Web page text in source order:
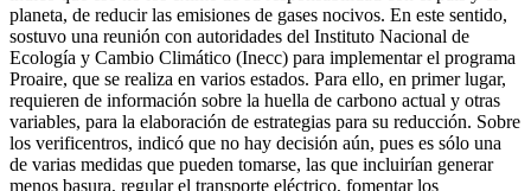
planeta, de reducir las emisiones de gases nocivos. En este sentido,
sostuvo una reunión con autoridades del Instituto Nacional de
Ecología y Cambio Climático (Inecc) para implementar el programa
Proaire, que se realiza en varios estados. Para ello, en primer lugar,
requieren de información sobre la huella de carbono actual y otras
variables, para la elaboración de estrategias para su reducción. Sobre
los verificentros, indicó que no hay decisión aún, pues es sólo una
de varias medidas que pueden tomarse, las que incluirían generar
menos basura, regular el transporte eléctrico, fomentar los